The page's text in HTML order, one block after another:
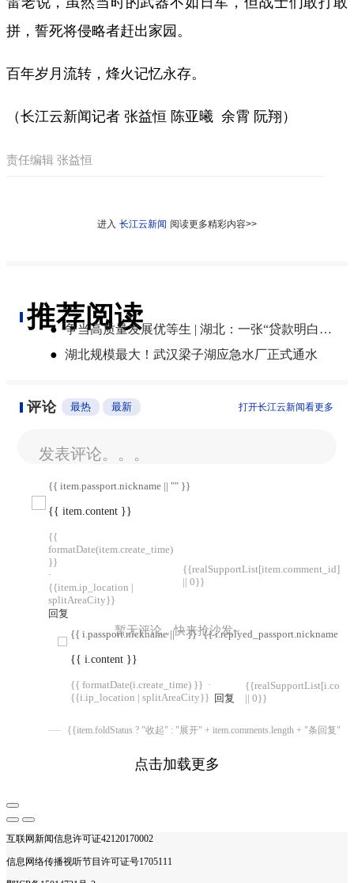
拼，誓死将侵略者赶出家园。
百年岁月流转，烽火记忆永存。
（长江云新闻记者 张益恒 陈亚曦 余霄 阮翔 ）
责任编辑 张益恒
进入 长江云新闻 阅读更多精彩内容>>
推荐阅读
●
争当高质量发展优等生 | 湖北：一张“贷款明白纸”算清融资成本账
● 湖北规模最大！武汉梁子湖应急水厂正式通水
评论 最热 最新 打开长江云新闻看更多
发表评论。。。
{{ item.passport.nickname || "" }}
{{ item.content }}
{{
formatDate(item.create_time)
}}
·
{{item.ip_location |
splitAreaCity}}
回复
{{realSupportList[item.comment_id]
|| 0}}
{{ i.passport.nickname || "" }} {{ i.replyed_passport.nickname ||
{{ i.content }}
{{ formatDate(i.create_time) }} ·
{{i.ip_location | splitAreaCity}} 回复
|| 0}}
{{item.foldStatus ? "收起" : "展开" + item.comments.length + "条回复"}}
暂无评论，快来抢沙发~
点击加载更多
互联网新闻信息许可证42120170002
信息网络传播视听节目许可证号1705111